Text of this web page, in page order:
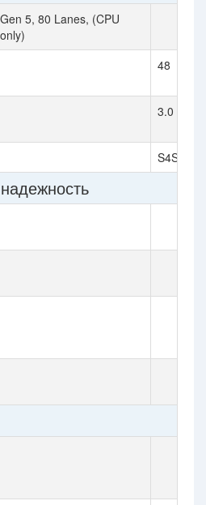
Gen 5, 80 Lanes, (CPU
only)
48
3.0
S4S